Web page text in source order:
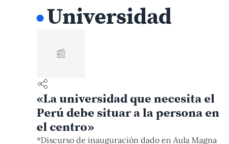
Universidad
📰
«La universidad que necesita el
Perú debe situar a la persona en
el centro»
*Discurso de inauguración dado en Aula Magna